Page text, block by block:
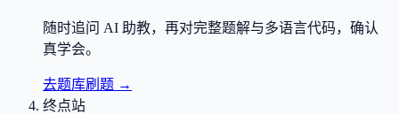
随时追问 AI 助教，再对完整题解与多语言代码，确认
真学会。
去题库刷题 →
终点站